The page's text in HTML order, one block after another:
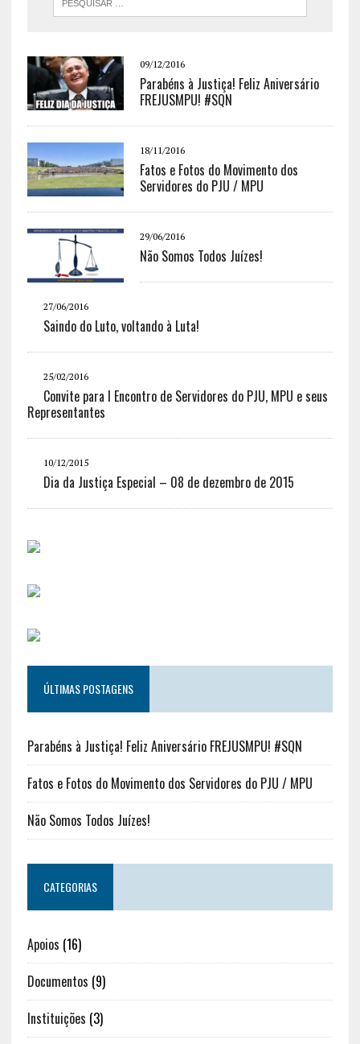
09/12/2016
Parabéns à Justiça! Feliz Aniversário
FREJUSMPU! #SQN
18/11/2016
Fatos e Fotos do Movimento dos
Servidores do PJU / MPU
29/06/2016
Não Somos Todos Juízes!
27/06/2016
Saindo do Luto, voltando à Luta!
25/02/2016
Convite para I Encontro de Servidores do PJU, MPU e seus
Representantes
10/12/2015
Dia da Justiça Especial – 08 de dezembro de 2015
ÚLTIMAS POSTAGENS
Parabéns à Justiça! Feliz Aniversário FREJUSMPU! #SQN
Fatos e Fotos do Movimento dos Servidores do PJU / MPU
Não Somos Todos Juízes!
CATEGORIAS
Apoios (16)
Documentos (9)
Instituições (3)